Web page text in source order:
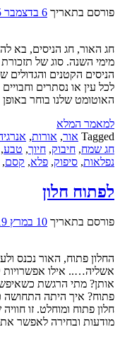
פורסם בתאריך 6 בדצמבר 2015
חג האור, חג הניסים, בא
מימי השנה. סוג של
הניסים הקטנים והגדולים
לכל עין או נסתרים
האוטומט שלנו בוחר
למאמר המלא
Tagged אור, אורות,
חג שמח, חיבוק, חיוך, טבע,
נפלאות, סיפוק, פלא, קסם,
לפתוח חלון
פורסם בתאריך 10 במרץ 2015 19
החלון פתוח, האור נכנס
אשליה….. אילו אפשרויות
אותן? מתי הרגשת
פתוח? איך היתה
חלון פתוח ומוחלט. זו
מודעות ובחירה לאפשר